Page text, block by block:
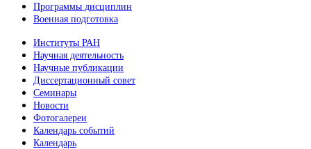
Программы дисциплин
Военная подготовка
Институты РАН
Научная деятельность
Научные публикации
Диссертационный совет
Семинары
Новости
Фотогалереи
Календарь событий
Календарь